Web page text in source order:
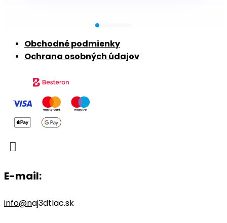
Obchodné podmienky
Ochrana osobných údajov

E-mail:
info@naj3dtlac.sk